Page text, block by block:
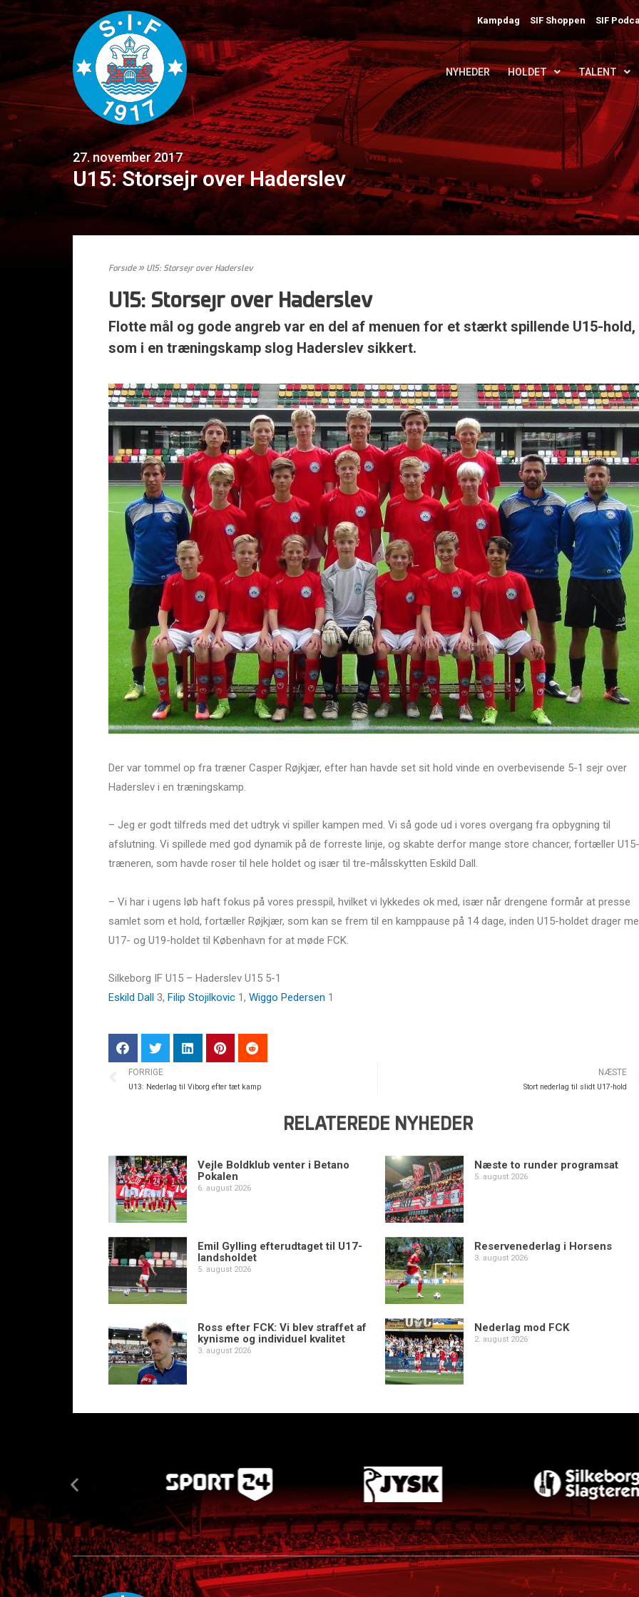
Kampdag SIF Shoppen SIF
NYHEDER HOLDET TALENT
27. november 2017
U15: Storsejr over Haderslev
Forside» U15: Storsejr over Haderslev
U15: Storsejr over Haderslev
Flotte mål og gode angreb var en del af menuen for et stærkt spillende U15-hold,
som i en træningskamp slog Haderslev sikkert.
Der var tommel op fra træner Casper Røjkjær, efter han havde set sit hold vinde en overbevisende 5-1 sejr over
Haderslev i en træningskamp.
– Jeg er godt tilfreds med det udtryk vi spiller kampen med. Vi så gode ud i vores overgang fra opbygning til
afslutning. Vi spillede med god dynamik på de forreste linje, og skabte derfor mange store chancer, fortæller U15-
træneren, som havde roser til hele holdet og især til tre-målsskytten Eskild Dall.
– Vi har i ugens løb haft fokus på vores presspil, hvilket vi lykkedes ok med, især når drengene formår at presse
samlet som et hold, fortæller Røjkjær, som kan se frem til en kamppause på 14 dage, inden U15-holdet drager
U17- og U19-holdet til København for at møde FCK.
Silkeborg IF U15 – Haderslev U15 5-1
Eskild Dall 3, Filip Stojilkovic 1, Wiggo Pedersen 1
FORRIGE
U13: Nederlag til Viborg efter tæt kamp
NÆSTE
Stort nederlag til slidt U17-hold
RELATEREDE NYHEDER
Vejle Boldklub venter i Betano
Pokalen
6. august 2026
Næste to runder programsat
5. august 2026
Emil Gylling efterudtaget til U17-
landsholdet
5. august 2026
Reservenederlag i Horsens
3. august 2026
Ross efter FCK: Vi blev straffet af
kynisme og individuel kvalitet
3. august 2026
Nederlag mod FCK
2. august 2026